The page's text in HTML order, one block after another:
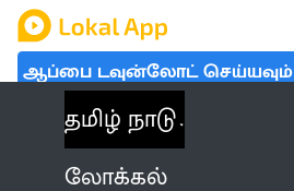
ஆப்பை டவுன்லோட் செய்யவும்
தமிழ் நாடு
லோக்கல்